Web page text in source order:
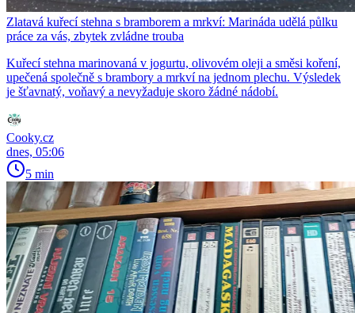
Zlatavá kuřecí stehna s bramborem a mrkví: Marináda udělá půlku
práce za vás, zbytek zvládne trouba
Kuřecí stehna marinovaná v jogurtu, olivovém oleji a směsi koření,
upečená společně s brambory a mrkví na jednom plechu. Výsledek
je šťavnatý, voňavý a nevyžaduje skoro žádné nádobí.
Cooky.cz
dnes, 05:06
5 min